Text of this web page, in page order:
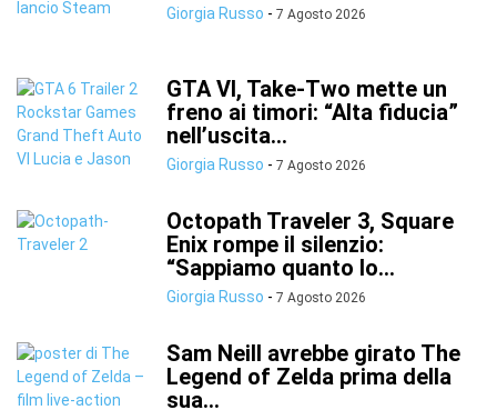
Giorgia Russo - 7 Agosto 2026
GTA VI, Take-Two mette un
freno ai timori: “Alta fiducia”
nell’uscita...
Giorgia Russo - 7 Agosto 2026
Octopath Traveler 3, Square
Enix rompe il silenzio:
“Sappiamo quanto lo...
Giorgia Russo - 7 Agosto 2026
Sam Neill avrebbe girato The
Legend of Zelda prima della
sua...